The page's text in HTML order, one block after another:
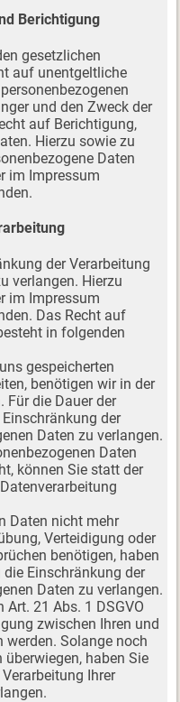
Berichtigung
gesetzlichen
auf unentgeltliche
und den Zweck der
auf Berichtigung,
Hierzu sowie zu
Daten
im Impressum
der Verarbeitung
verlangen. Hierzu
im Impressum
Das Recht auf
in folgenden
gespeicherten
benötigen wir in der
Für die Dauer der
der
Daten zu verlangen.
Daten
können Sie statt der
Daten nicht mehr
Verteidigung oder
benötigen, haben
Einschränkung der
Daten zu verlangen.
21 Abs. 1 DSGVO
zwischen Ihren und
werden. Solange noch
haben Sie
Ihrer